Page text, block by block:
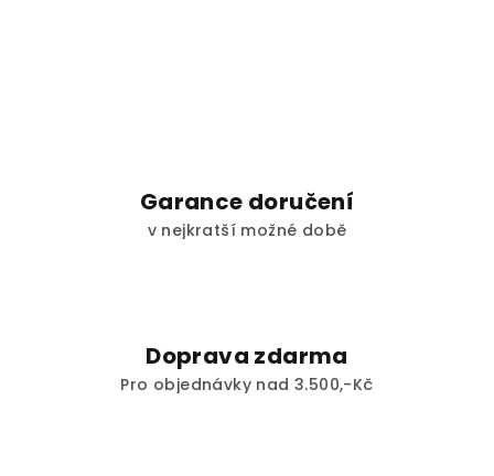
Garance doručení
v nejkratší možné době
Doprava zdarma
Pro objednávky nad 3.500,-Kč